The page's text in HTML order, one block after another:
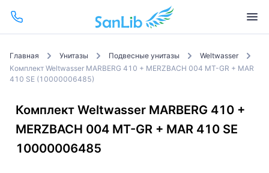
Главная Унитазы Подвесные унитазы
Weltwasser
Комплект Weltwasser MARBERG 410 + MERZBACH 004 MT-GR + MAR
410 SE (10000006485)
Комплект Weltwasser MARBERG 410 +
MERZBACH 004 MT-GR + MAR 410 SE
10000006485